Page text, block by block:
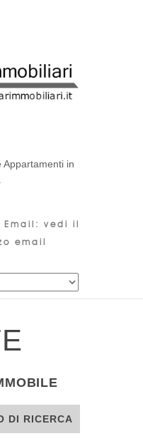
Appartamenti in
Email: vedi il
email
DI RICERCA